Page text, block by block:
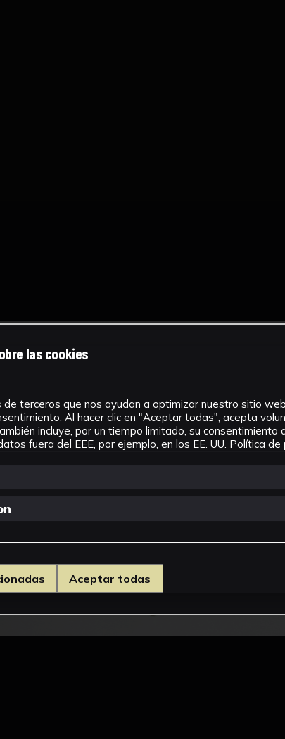
las cookies
de terceros que nos ayudan a optimizar nuestro sitio
Al hacer clic en "Aceptar todas", acepta
incluye, por un tiempo limitado, su
fuera del EEE, por ejemplo, en los EE. UU. Política de
Aceptar todas